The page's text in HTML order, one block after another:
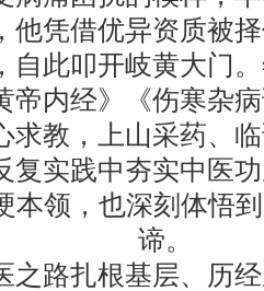
他凭借优异资质被
自此叩开岐黄大门
帝内经》《伤寒杂
求教，上山采药、
复实践中夯实中医
本领，也深刻体悟
谛。
之路扎根基层、历